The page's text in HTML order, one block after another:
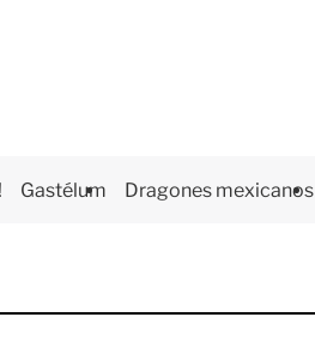
Gastélum Dragones mexicanos